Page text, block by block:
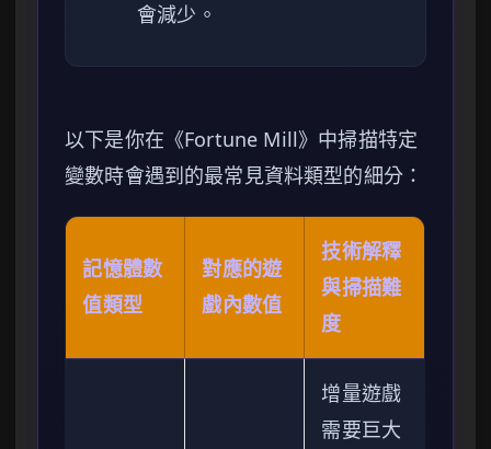
會減少。
以下是你在《Fortune Mill》中掃描特定
變數時會遇到的最常見資料類型的細分：
記憶體數
值類型
對應的遊
戲內數值
技術解釋
與掃描難
度
增量遊戲
需要巨大